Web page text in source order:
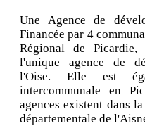
Une Agence de
Financée par 4
Régional de Picardie,
l'unique agence de
l'Oise. Elle est
intercommunale en
agences existent dans
départementale de